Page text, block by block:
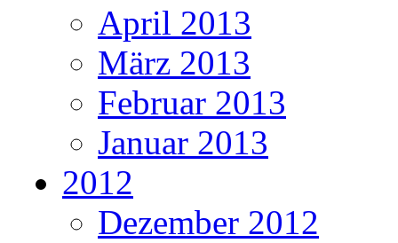
April 2013
März 2013
Februar 2013
Januar 2013
2012
Dezember 2012